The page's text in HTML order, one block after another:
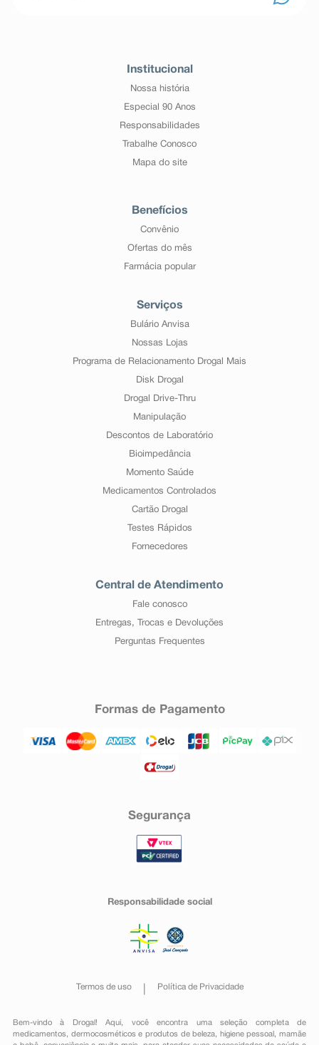
Institucional
Nossa história
Especial 90 Anos
Responsabilidades
Trabalhe Conosco
Mapa do site
Benefícios
Convênio
Ofertas do mês
Farmácia popular
Serviços
Bulário Anvisa
Nossas Lojas
Programa de Relacionamento Drogal Mais
Disk Drogal
Drogal Drive-Thru
Manipulação
Descontos de Laboratório
Bioimpedância
Momento Saúde
Medicamentos Controlados
Cartão Drogal
Testes Rápidos
Fornecedores
Central de Atendimento
Fale conosco
Entregas, Trocas e Devoluções
Perguntas Frequentes
Formas de Pagamento
Segurança
Responsabilidade social
Termos de uso Política de Privacidade
Bem-vindo à Drogal! Aqui, você encontra uma seleção completa de
medicamentos , dermocosméticos e produtos de beleza, higiene pessoal ,mamãe